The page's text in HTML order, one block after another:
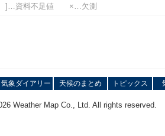
]…資料不足値 ×…欠測
気象ダイアリー 天候のまとめ トピックス
Weather Map Co., Ltd. All rights reserved.